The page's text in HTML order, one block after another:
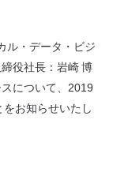
ル・データ・ビジ
役社長：岩崎 博
について、2019
お知らせいたし